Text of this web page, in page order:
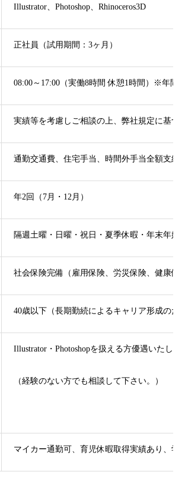
Illustrator、Photoshop、Rhinoceros3D
正社員（試用期間：3ヶ月）
08:00～17:00（実働8時間 休憩1時間）※年間
実績等を考慮しご相談の上、弊社規定に基づ
通勤交通費、住宅手当、時間外手当全額支給
年2回（7月・12月）
隔週土曜・日曜・祝日・夏季休暇・年末年始
社会保険完備（雇用保険、労災保険、健康保
40歳以下（長期勤続によるキャリア形成の
Illustrator・Photoshopを扱える方優遇いたしま
（経験のない方でも相談して下さい。）
マイカー通勤可、育児休暇取得実績あり、学